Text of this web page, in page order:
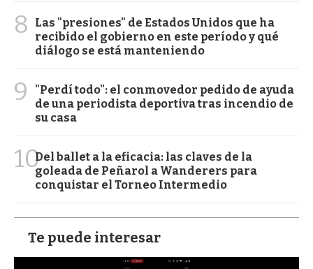
8
Las "presiones" de Estados Unidos que ha
recibido el gobierno en este período y qué
diálogo se está manteniendo
9
"Perdí todo": el conmovedor pedido de ayuda
de una periodista deportiva tras incendio de
su casa
10Del ballet a la eficacia: las claves de la
goleada de Peñarol a Wanderers para
conquistar el Torneo Intermedio
Te puede interesar